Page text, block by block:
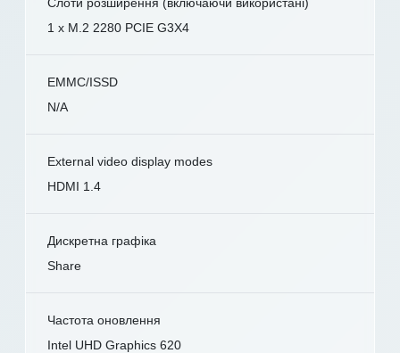
1 x M.2 2280 PCIE G3X4
EMMC/ISSD
N/A
External video display modes
HDMI 1.4
Дискретна графіка
Share
Частота оновлення
Intel UHD Graphics 620